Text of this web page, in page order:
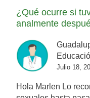
¿Qué ocurre si
analmente
Julio 18,
Hola Marlen Lo